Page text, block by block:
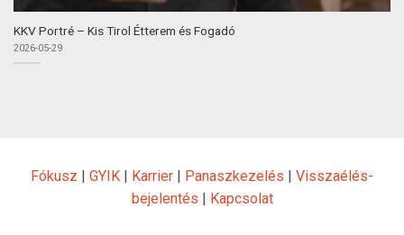
KKV Portré – Kis Tirol Étterem és Fogadó
2026-05-29
Fókusz GYIK Karrier Panaszkezelés
Visszaélés-
bejelentés
Kapcsolat